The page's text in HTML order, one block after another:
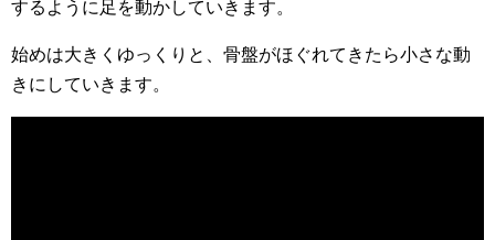
するように足を動かしていきます。
始めは大きくゆっくりと、骨盤がほぐれてきたら小さな動
きにしていきます。